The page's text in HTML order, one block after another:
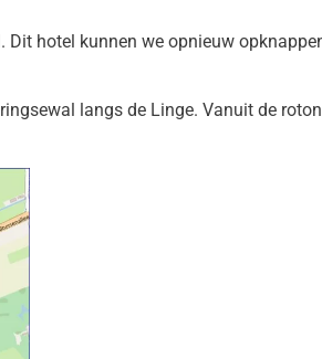
hotel kunnen we opnieuw
langs de Linge. Vanuit de